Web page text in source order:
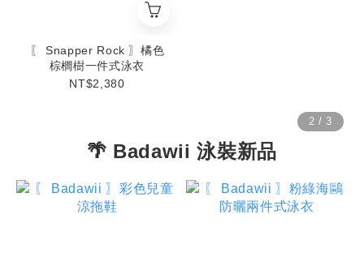
〖 Snapper Rock 〗橘色
棕櫚樹一件式泳衣
NT$2,380
🌴 Badawii 泳裝新品